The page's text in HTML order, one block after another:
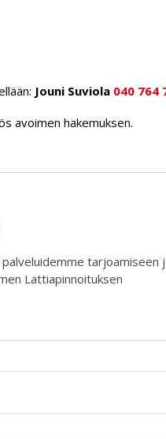
Jouni Suviola 040 764
avoimen hakemuksen.
tarjoamiseen
Lattiapinnoituksen